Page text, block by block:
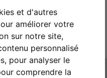
et d'autres
améliorer votre
sur notre site,
personnalisé
pour analyser le
comprendre la
EN